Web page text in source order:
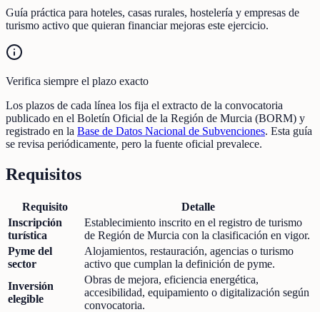
Guía práctica para hoteles, casas rurales, hostelería y empresas de
turismo activo que quieran financiar mejoras este ejercicio.
Verifica siempre el plazo exacto
Los plazos de cada línea los fija el extracto de la convocatoria
publicado en el Boletín Oficial de la Región de Murcia (BORM) y
registrado en la Base de Datos Nacional de Subvenciones. Esta guía
se revisa periódicamente, pero la fuente oficial prevalece.
Requisitos
Requisito
Detalle
Inscripción
turística
Establecimiento inscrito en el registro de turismo
de Región de Murcia con la clasificación en vigor.
Pyme del
sector
Alojamientos, restauración, agencias o turismo
activo que cumplan la definición de pyme.
Inversión
elegible
Obras de mejora, eficiencia energética,
accesibilidad, equipamiento o digitalización según
convocatoria.